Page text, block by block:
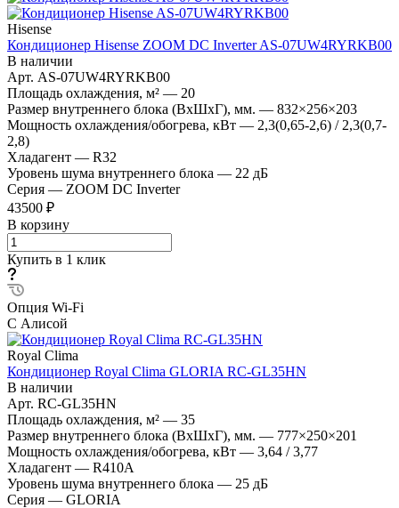
Hisense
Кондиционер Hisense ZOOM DC Inverter AS-07UW4RYRKB00
В наличии
Арт. AS-07UW4RYRKB00
Площадь охлаждения, м² — 20
Размер внутреннего блока (ВхШхГ), мм. — 832×256×203
Мощность охлаждения/обогрева, кВт — 2,3(0,65-2,6) / 2,3(0,7-
2,8)
Хладагент — R32
Уровень шума внутреннего блока — 22 дБ
Серия — ZOOM DC Inverter
43500 ₽
В корзину
Купить в 1 клик
Опция Wi-Fi
С Алисой
Royal Clima
Кондиционер Royal Clima GLORIA RC-GL35HN
В наличии
Арт. RC-GL35HN
Площадь охлаждения, м² — 35
Размер внутреннего блока (ВхШхГ), мм. — 777×250×201
Мощность охлаждения/обогрева, кВт — 3,64 / 3,77
Хладагент — R410A
Уровень шума внутреннего блока — 25 дБ
Серия — GLORIA